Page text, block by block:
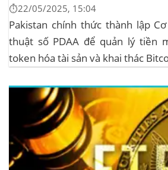
⏱️22/05/2025, 15:04
Pakistan chính thức thành lập
thuật số PDAA để quản lý tiền
token hóa tài sản và khai thác
Hóa Mới tại Pakistan Chính phủ